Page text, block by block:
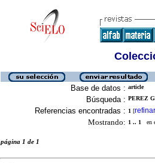
Base de datos : article
Búsqueda : PEREZ
Referencias encontradas : 1 [refinar
Mostrando: 1 .. 1 en
página 1 de 1